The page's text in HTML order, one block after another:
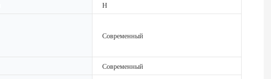
Н
Современный
Современный